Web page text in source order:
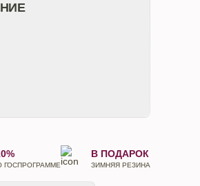
ГОСПРОГРАММЕ
В ПОДАРОК
ЗИМНЯЯ РЕЗИНА